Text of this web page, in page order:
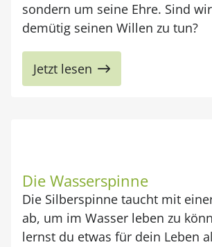
sondern um seine Ehre. Sind
demütig seinen Willen zu tun?
Jetzt lesen
Die Wasserspinne
Die Silberspinne taucht mit
ab, um im Wasser leben zu
lernst du etwas für dein Leben